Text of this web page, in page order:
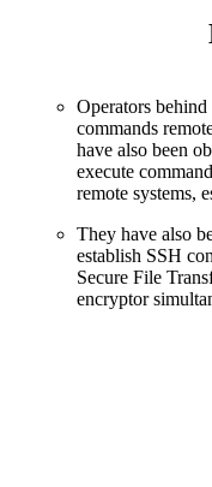
Operators
commands
have also been
execute
remote systems,
They have also
establish SSH
Secure File
encryptor